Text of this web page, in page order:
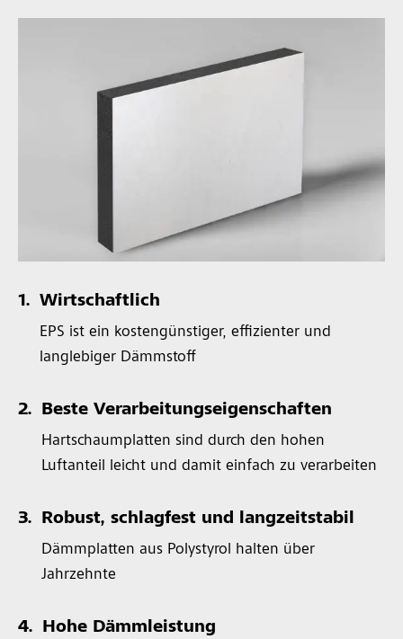
1. Wirtschaftlich
EPS ist ein kostengünstiger, effizienter und
langlebiger Dämmstoff
2. Beste Verarbeitungseigenschaften
Hartschaumplatten sind durch den hohen
Luftanteil leicht und damit einfach zu verarbeiten
3. Robust, schlagfest und langzeitstabil
Dämmplatten aus Polystyrol halten über
Jahrzehnte
4. Hohe Dämmleistung